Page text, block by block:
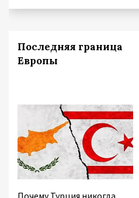
Последняя граница
Европы